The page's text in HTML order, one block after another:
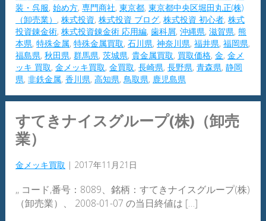
装・呉服,始め方,専門商社,東京都,東京都中央区堀田丸正(株)
（卸売業） ,株式投資,株式投資 ブログ,株式投資 初心者,株式
投資錬金術,株式投資錬金術 応用編,歯科屑,沖縄県,滋賀県,熊
本県,特殊金属,特殊金属買取,石川県,神奈川県,福井県,福岡県,
福島県,秋田県,群馬県,茨城県,貴金属買取, 買取価格,金,金メ
ッキ 買取,金メッキ買取,金買取,長崎県,長野県,青森県,静岡
県,非鉄金属,香川県,高知県, 鳥取県, 鹿児島県
すてきナイスグループ(株)（卸売
業）
金メッキ買取 | 2017年11月21日
,, コード,番号：8089、銘柄：すてきナイスグループ(株)
（卸売業）、 2008-01-07 の当日終値は […]